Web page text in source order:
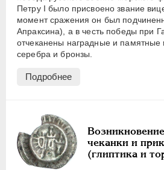
Петру I было присвоено звание
момент сражения он был
Апраксина), а в честь победы при
отчеканены наградные и памятные
серебра и бронзы.
Подробнее
чеканки и
(глиптика и